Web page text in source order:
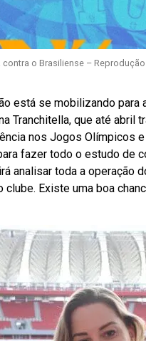
o Brasiliense – Reprodução
está se mobilizando para
Tranchitella, que até abril
nos Jogos Olímpicos
fazer todo o estudo de
analisar toda a operação
clube. Existe uma boa